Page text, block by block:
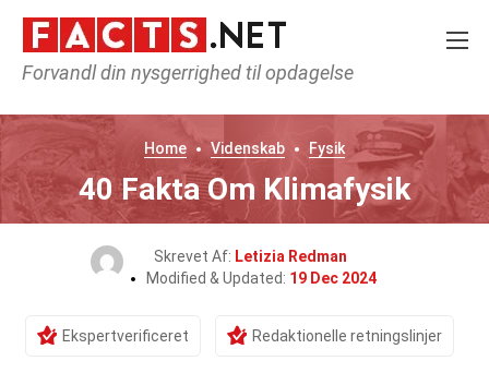
Forvandl din nysgerrighed til opdagelse
Home Videnskab Fysik
40 Fakta Om Klimafysik
Skrevet Af: Letizia Redman
Modified & Updated: 19 Dec 2024
Ekspertverificeret Redaktionelle retningslinjer